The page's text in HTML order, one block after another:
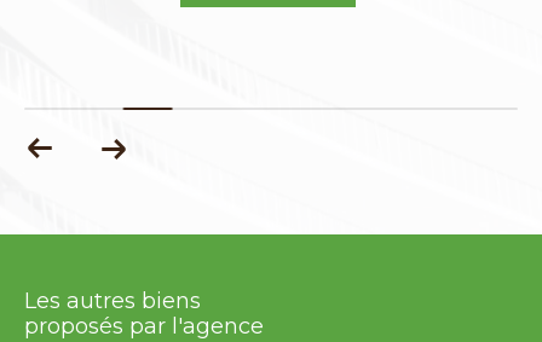
Les autres biens
proposés par l'agence